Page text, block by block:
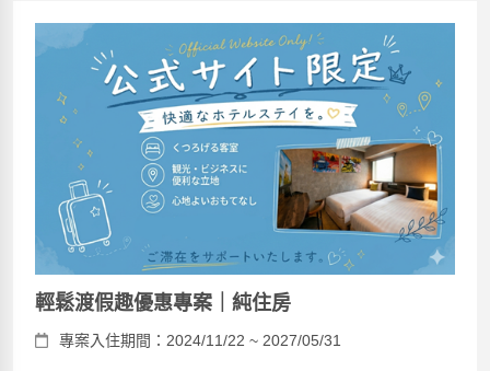
輕鬆渡假趣優惠專案｜純住房
專案入住期間：2024/11/22 ~ 2027/05/31